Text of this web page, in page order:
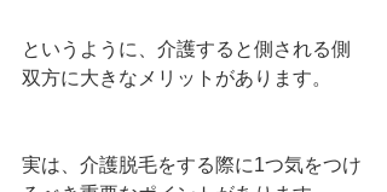
というように、介護すると側される側
双方に大きなメリットがあります。
実は、介護脱毛をする際に1つ気をつけ